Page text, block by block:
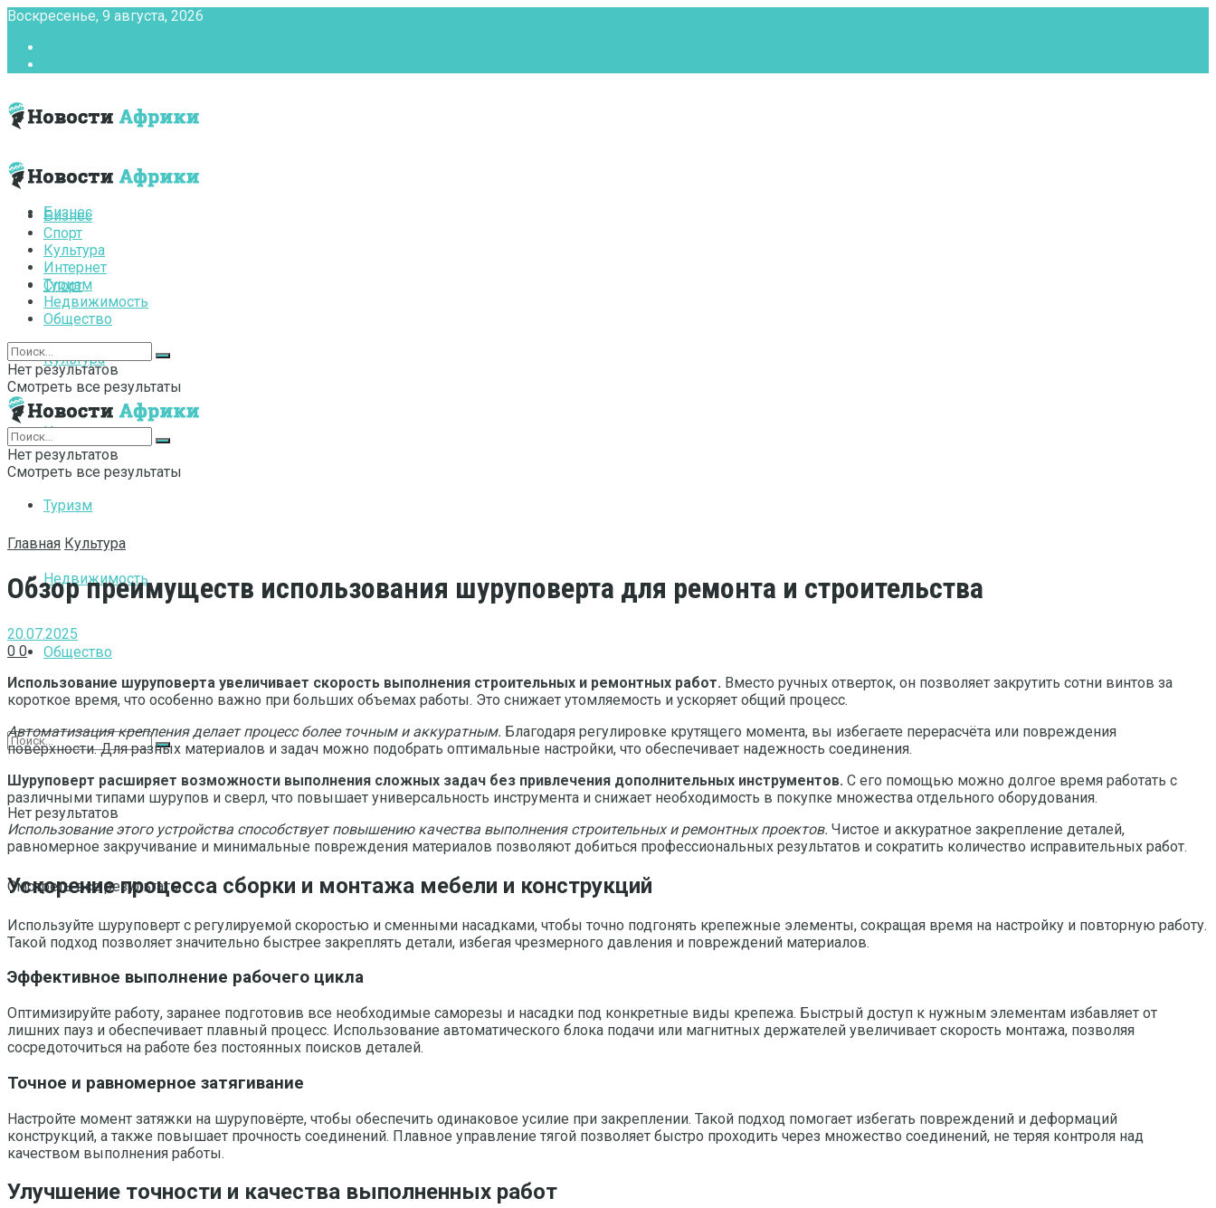
Воскресенье, 9 августа, 2026
Бизнес
Спорт
Культура
Интернет
Туризм
Недвижимость
Общество
Нет результатов
Смотреть все результаты
Бизнес
Спорт
Культура
Интернет
Туризм
Недвижимость
Общество
Нет результатов
Смотреть все результаты
Нет результатов
Смотреть все результаты
Главная Культура
Обзор преимуществ использования шуруповерта для ремонта и строительства
20.07.2025
0 0
Использование шуруповерта увеличивает скорость выполнения строительных и ремонтных работ. Вместо ручных отверток, он позволяет закрутить сотни винтов за
короткое время, что особенно важно при больших объемах работы. Это снижает утомляемость и ускоряет общий процесс.
Автоматизация крепления делает процесс более точным и аккуратным. Благодаря регулировке крутящего момента, вы избегаете перерасчёта или повреждения
поверхности. Для разных материалов и задач можно подобрать оптимальные настройки, что обеспечивает надежность соединения.
Шуруповерт расширяет возможности выполнения сложных задач без привлечения дополнительных инструментов. С его помощью можно долгое время работать с
различными типами шурупов и сверл, что повышает универсальность инструмента и снижает необходимость в покупке множества отдельного оборудования.
Использование этого устройства способствует повышению качества выполнения строительных и ремонтных проектов. Чистое и аккуратное закрепление деталей,
равномерное закручивание и минимальные повреждения материалов позволяют добиться профессиональных результатов и сократить количество исправительных работ.
Ускорение процесса сборки и монтажа мебели и конструкций
Используйте шуруповерт с регулируемой скоростью и сменными насадками, чтобы точно подгонять крепежные элементы, сокращая время на настройку и повторную работу.
Такой подход позволяет значительно быстрее закреплять детали, избегая чрезмерного давления и повреждений материалов.
Эффективное выполнение рабочего цикла
Оптимизируйте работу, заранее подготовив все необходимые саморезы и насадки под конкретные виды крепежа. Быстрый доступ к нужным элементам избавляет от
лишних пауз и обеспечивает плавный процесс. Использование автоматического блока подачи или магнитных держателей увеличивает скорость монтажа, позволяя
сосредоточиться на работе без постоянных поисков деталей.
Точное и равномерное затягивание
Настройте момент затяжки на шуруповёрте, чтобы обеспечить одинаковое усилие при закреплении. Такой подход помогает избегать повреждений и деформаций
конструкций, а также повышает прочность соединений. Плавное управление тягой позволяет быстро проходить через множество соединений, не теряя контроля над
качеством выполнения работы.
Улучшение точности и качества выполненных работ